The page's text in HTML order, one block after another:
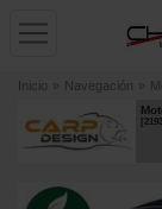
Inicio » Navegación »
[